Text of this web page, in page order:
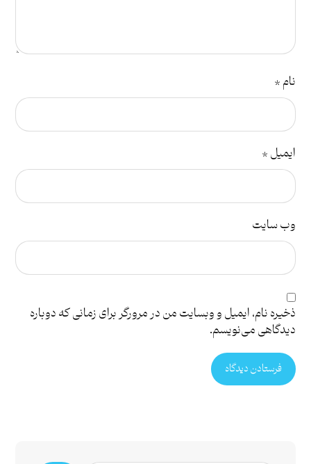
نام*
ایمیل*
وب‌ سایت
ذخیره نام، ایمیل و وبسایت من در مرورگر برای زمانی که دوباره
دیدگاهی می‌نویسم.
فرستادن دیدگاه